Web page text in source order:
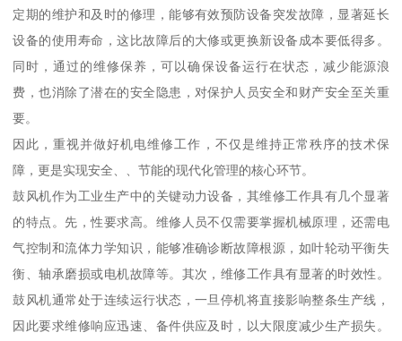
定期的维护和及时的修理，能够有效预防设备突发故障，显著延长
设备的使用寿命，这比故障后的大修或更换新设备成本要低得多。
同时，通过的维修保养，可以确保设备运行在状态，减少能源浪
费，也消除了潜在的安全隐患，对保护人员安全和财产安全至关重
要。
因此，重视并做好机电维修工作，不仅是维持正常秩序的技术保
障，更是实现安全、、节能的现代化管理的核心环节。
鼓风机作为工业生产中的关键动力设备，其维修工作具有几个显著
的特点。先，性要求高。维修人员不仅需要掌握机械原理，还需电
气控制和流体力学知识，能够准确诊断故障根源，如叶轮动平衡失
衡、轴承磨损或电机故障等。其次，维修工作具有显著的时效性。
鼓风机通常处于连续运行状态，一旦停机将直接影响整条生产线，
因此要求维修响应迅速、备件供应及时，以大限度减少生产损失。